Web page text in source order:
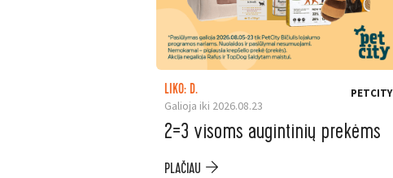
LIKO: D.
Galioja iki 2026.08.23
PETCITY
2=3 visoms augintinių prekėms
PLAČIAU